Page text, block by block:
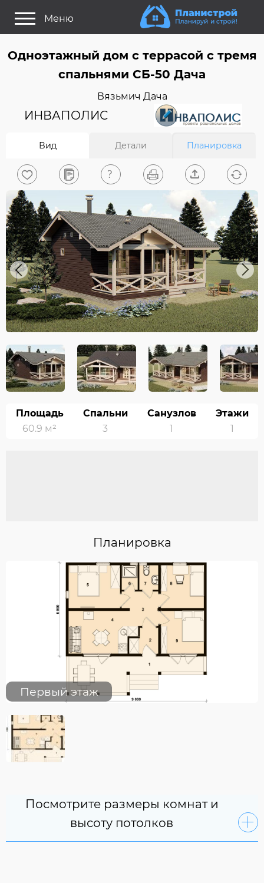
Меню
Как выбрать планировку?
Задайте Ваш вопрос
Поиск проектов
Найти архитектора
На главную
0
Вход/Регистрация
Одноэтажный дом c террасой с тремя
спальнями СБ-50 Дача
Вязьмич Дача
ИНВАПОЛИС
Вид Детали Планировка
Previous Next
Площадь
60.9 м²
Спальни
3
Санузлов
1
Этажи
1
Планировка
Первый этаж
Посмотрите размеры комнат и
высоту потолков